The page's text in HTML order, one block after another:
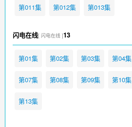
第011集 第012集 第013集
闪电在线[ 闪电在线 ]13
第01集 第02集 第03集 第04集
第07集 第08集 第09集 第10集
第13集